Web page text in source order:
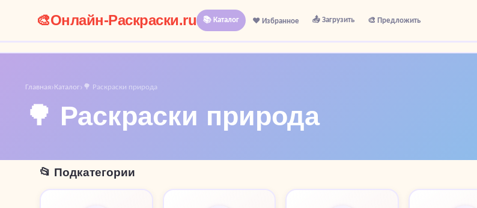
🎨Онлайн-Раскраски.ru 📚 Каталог ❤️ Избранное 📤 Загрузить 🎨 Предложить
Главная›Каталог›🌳 Раскраски природа
🌳 Раскраски природа
📂 Подкатегории